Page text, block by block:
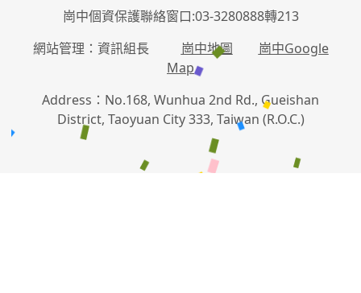
崗中個資保護聯絡窗口:03-3280888轉213
網站管理：資訊組長 崗中地圖
崗中Google
Map
Address：No.168, Wunhua 2nd Rd., Gueishan
District, Taoyuan City 333, Taiwan (R.O.C.)